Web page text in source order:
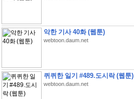
악한 기사 40화 (웹툰)
webtoon.daum.net
퀴퀴한 일기 #489.도시락 (웹툰)
webtoon.daum.net